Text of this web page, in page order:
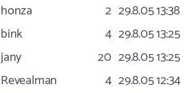
honza 2 29.8.05 13:38
bink 4 29.8.05 13:25
jany 20 29.8.05 13:25
Revealman 4 29.8.05 12:34